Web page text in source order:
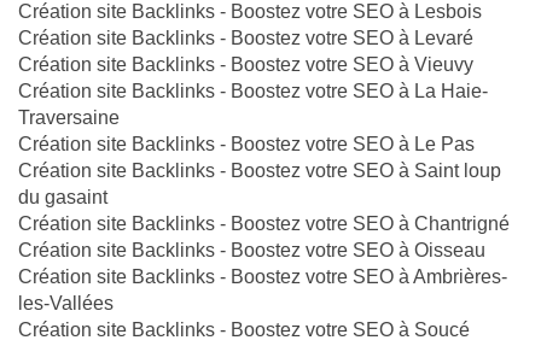
Création site Backlinks - Boostez votre SEO à Lesbois
Création site Backlinks - Boostez votre SEO à Levaré
Création site Backlinks - Boostez votre SEO à Vieuvy
Création site Backlinks - Boostez votre SEO à La Haie-
Traversaine
Création site Backlinks - Boostez votre SEO à Le Pas
Création site Backlinks - Boostez votre SEO à Saint loup
du gasaint
Création site Backlinks - Boostez votre SEO à Chantrigné
Création site Backlinks - Boostez votre SEO à Oisseau
Création site Backlinks - Boostez votre SEO à Ambrières-
les-Vallées
Création site Backlinks - Boostez votre SEO à Soucé